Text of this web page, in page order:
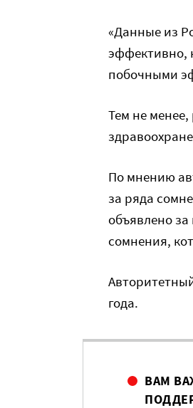
«Данные из
эффективно,
побочными
Тем не
По мнению
за ряда
объявлено
сомнения,
года.
ВАМ